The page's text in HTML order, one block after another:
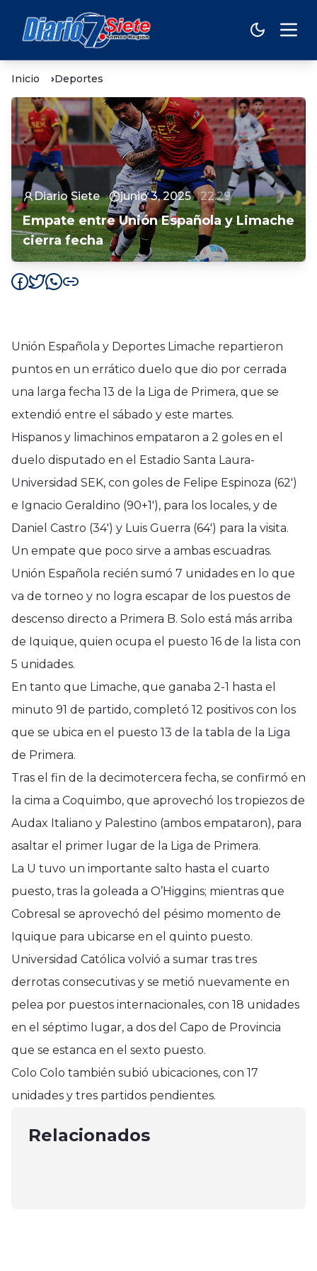
Inicio Deportes
Diario Siete junio 3, 2025 22:29
Empate entre Unión Española y Limache
cierra fecha
Unión Española y Deportes Limache repartieron
puntos en un errático duelo que dio por cerrada
una larga fecha 13 de la Liga de Primera, que se
extendió entre el sábado y este martes.
Hispanos y limachinos empataron a 2 goles en el
duelo disputado en el Estadio Santa Laura-
Universidad SEK, con goles de Felipe Espinoza (62′)
e Ignacio Geraldino (90+1′), para los locales, y de
Daniel Castro (34′) y Luis Guerra (64′) para la visita.
Un empate que poco sirve a ambas escuadras.
Unión Española recién sumó 7 unidades en lo que
va de torneo y no logra escapar de los puestos de
descenso directo a Primera B. Solo está más arriba
de Iquique, quien ocupa el puesto 16 de la lista con
5 unidades.
En tanto que Limache, que ganaba 2-1 hasta el
minuto 91 de partido, completó 12 positivos con los
que se ubica en el puesto 13 de la tabla de la Liga
de Primera.
Tras el fin de la decimotercera fecha, se confirmó en
la cima a Coquimbo, que aprovechó los tropiezos de
Audax Italiano y Palestino (ambos empataron), para
asaltar el primer lugar de la Liga de Primera.
La U tuvo un importante salto hasta el cuarto
puesto, tras la goleada a O’Higgins; mientras que
Cobresal se aprovechó del pésimo momento de
Iquique para ubicarse en el quinto puesto.
Universidad Católica volvió a sumar tras tres
derrotas consecutivas y se metió nuevamente en
pelea por puestos internacionales, con 18 unidades
en el séptimo lugar, a dos del Capo de Provincia
que se estanca en el sexto puesto.
Colo Colo también subió ubicaciones, con 17
unidades y tres partidos pendientes.
Relacionados
Deportes
U de Chile derrotó a Carabobo de
mayo 13, 2025
Deportes
Juvenil Seminario se tituló
de San Javier
en Complejo Deportivo de